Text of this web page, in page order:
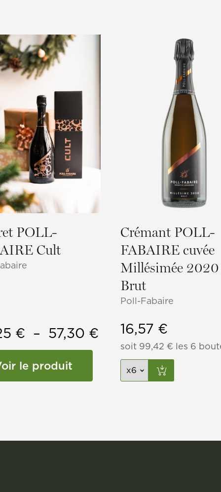
POLL-
Cult
€ – 57,30 € Plage
prix :
57,30 €
le produit
Crémant POLL-
FABAIRE cuvée
Millésimée 2020
Brut
Poll-Fabaire
16,57 €
soit 99,42 € les 6